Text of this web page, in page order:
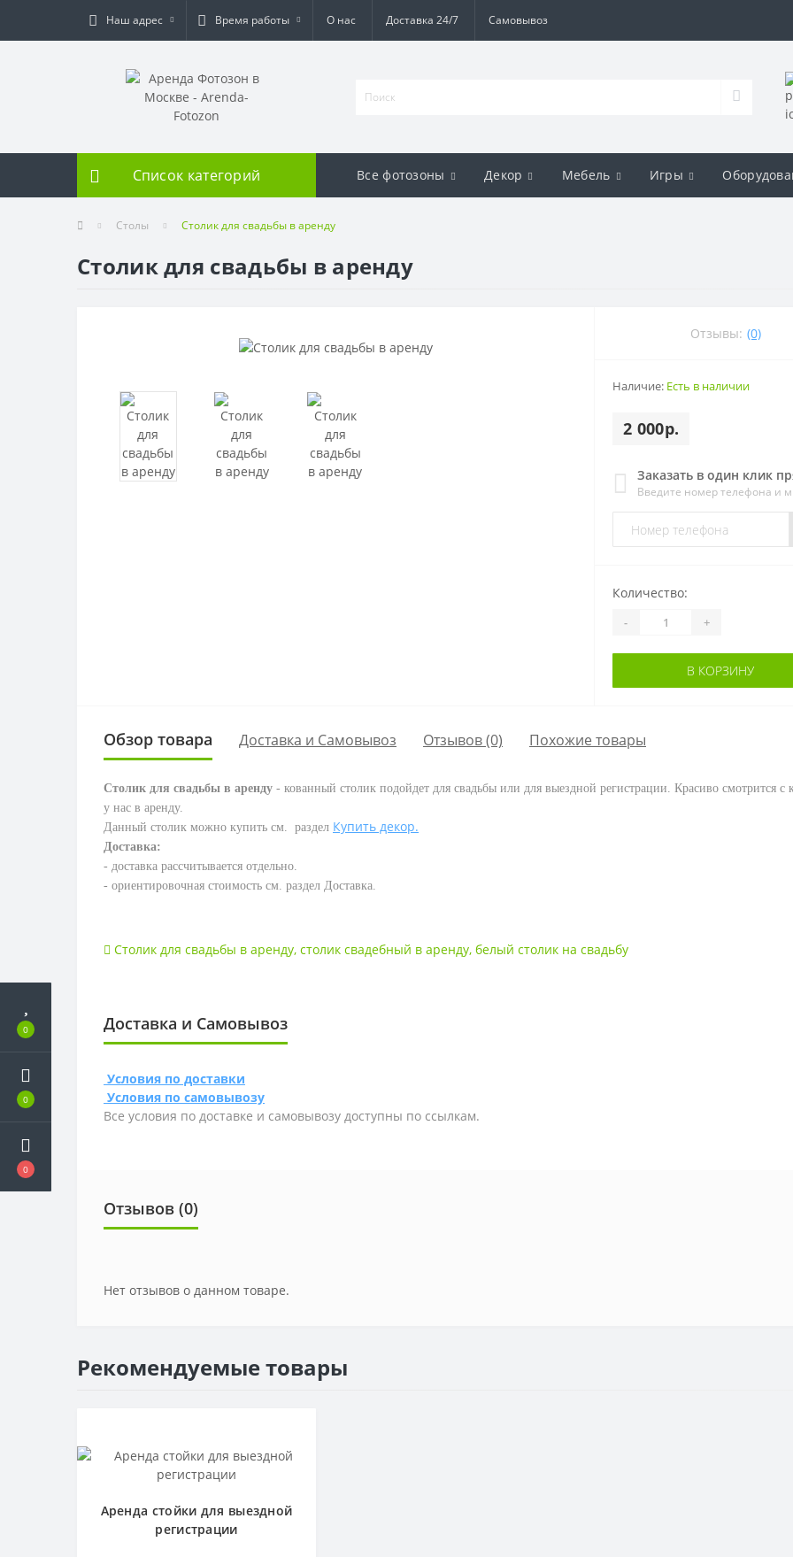
0
0
0
Наш адрес Время работы О нас Доставка 24/7 Самовывоз
Список категорий Все фотозоны Декор Мебель Игры
Столы Столик для свадьбы в аренду
Столик для свадьбы в аренду
Отзывы: (0)
Наличие: Есть в наличии
2 000р.
Заказать в один клик
Введите номер телефона и
Количество:
- +
В КОРЗИНУ
Обзор товара Доставка и Самовывоз Отзывов (0) Похожие товары
Столик для свадьбы в аренду - кованный столик подойдет для свадьбы или для выездной регистрации. Красиво смотрится
у нас в аренду.
Данный столик можно купить см. раздел Купить декор.
Доставка:
- доставка рассчитывается отдельно.
- ориентировочная стоимость см. раздел Доставка.
Столик для свадьбы в аренду, столик свадебный в аренду, белый столик на свадьбу
Доставка и Самовывоз
Условия по доставки
Условия по самовывозу
Все условия по доставке и самовывозу доступны по ссылкам.
Отзывов (0)
Нет отзывов о данном товаре.
Рекомендуемые товары
Аренда стойки для выездной
регистрации